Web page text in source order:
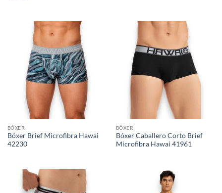
BÓXER
Bóxer Brief Microfibra Hawai
42230
BÓXER
Bóxer Caballero Corto Brief
Microfibra Hawai 41961